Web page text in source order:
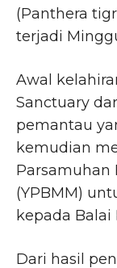
(Panthera
terjadi
Awal
Sanctuary
pemantau
kemudian
Parsamuhan
(YPBMM)
kepada Balai
Dari hasil